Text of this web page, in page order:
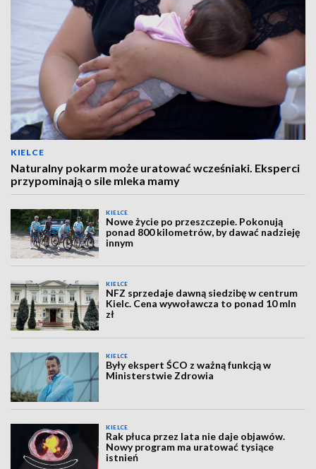
KIELCE
Naturalny pokarm może uratować wcześniaki. Eksperci
przypominają o sile mleka mamy
KIELCE
Nowe życie po przeszczepie. Pokonują
ponad 800 kilometrów, by dawać nadzieję
innym
KIELCE
NFZ sprzedaje dawną siedzibę w centrum
Kielc. Cena wywoławcza to ponad 10 mln
zł
KIELCE
Były ekspert ŚCO z ważną funkcją w
Ministerstwie Zdrowia
KIELCE
Rak płuca przez lata nie daje objawów.
Nowy program ma uratować tysiące
istnień